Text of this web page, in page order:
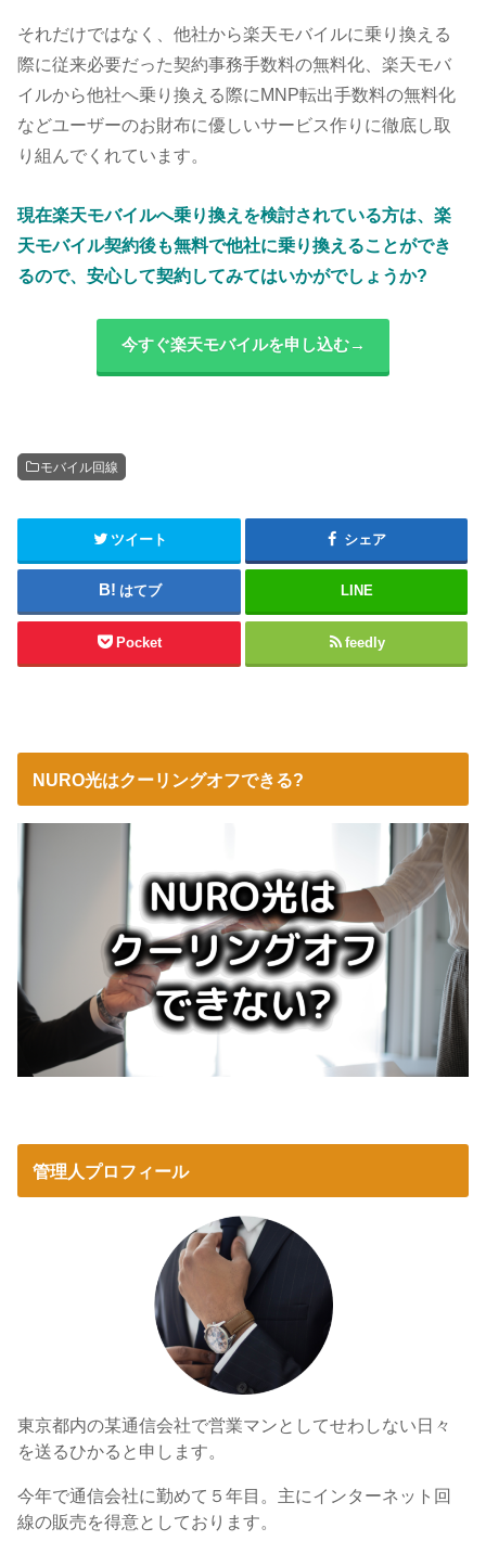
それだけではなく、他社から楽天モバイルに乗り換える
際に従来必要だった契約事務手数料の無料化、楽天モバ
イルから他社へ乗り換える際にMNP転出手数料の無料化
などユーザーのお財布に優しいサービス作りに徹底し取
り組んでくれています。
現在楽天モバイルへ乗り換えを検討されている方は、楽
天モバイル契約後も無料で他社に乗り換えることができ
るので、安心して契約してみてはいかがでしょうか?
今すぐ楽天モバイルを申し込む→
モバイル回線
ツイート シェア
はてブ LINE
Pocket feedly
NURO光はクーリングオフできる?
管理人プロフィール
東京都内の某通信会社で営業マンとしてせわしない日々
を送るひかると申します。
今年で通信会社に勤めて５年目。主にインターネット回
線の販売を得意としております。